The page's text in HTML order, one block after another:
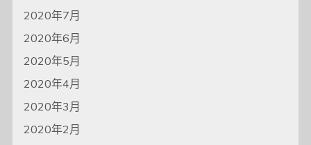
2020年7月
2020年6月
2020年5月
2020年4月
2020年3月
2020年2月